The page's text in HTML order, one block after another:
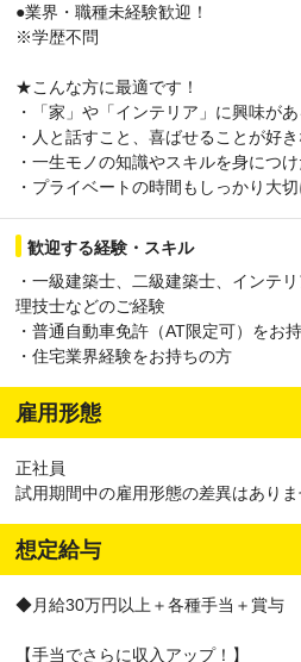
●業界・職種未経験歓迎！
※学歴不問
★こんな方に最適です！
・「家」や「インテリア」に興味が
・人と話すこと、喜ばせることが好
・一生モノの知識やスキルを身につ
・プライベートの時間もしっかり大
歓迎する経験・スキル
・一級建築士、二級建築士、インテ
理技士などのご経験
・普通自動車免許（AT限定可）をお
・住宅業界経験をお持ちの方
雇用形態
正社員
試用期間中の雇用形態の差異はありま
想定給与
◆月給30万円以上＋各種手当＋賞与
【手当でさらに収入アップ！】